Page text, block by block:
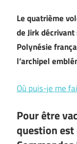
Le quatrième
de Jirk
Polynésie
l’archipel
Où puis-je me
Pour être
question